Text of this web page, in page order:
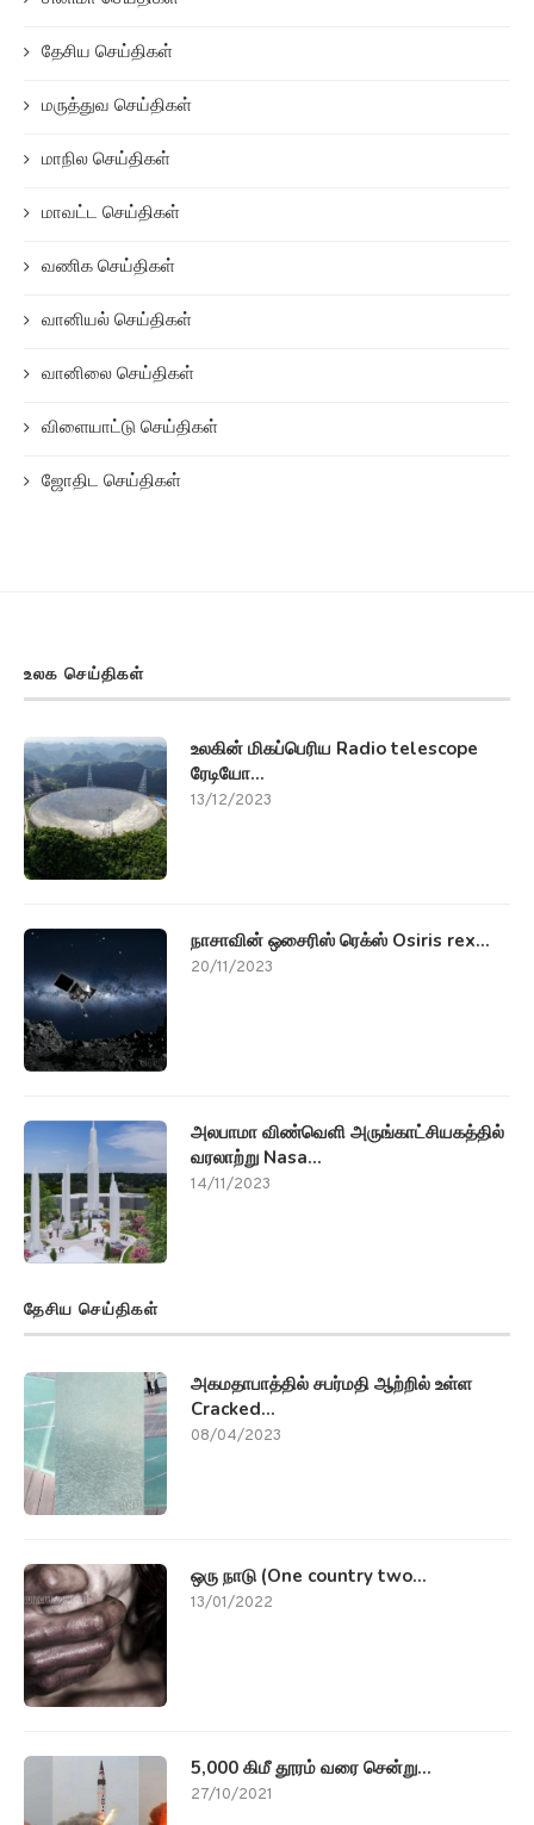
தேசிய செய்திகள்
மருத்துவ செய்திகள்
மாநில செய்திகள்
மாவட்ட செய்திகள்
வணிக செய்திகள்
வானியல் செய்திகள்
வானிலை செய்திகள்
விளையாட்டு செய்திகள்
ஜோதிட செய்திகள்
உலக செய்திகள்
உலகின் மிகப்பெரிய Radio telescope
ரேடியோ...
13/12/2023
நாசாவின் ஒசைரிஸ் ரெக்ஸ் Osiris rex...
20/11/2023
அலபாமா விண்வெளி அருங்காட்சியகத்தில்
வரலாற்று Nasa...
14/11/2023
தேசிய செய்திகள்
அகமதாபாத்தில் சபர்மதி ஆற்றில் உள்ள
Cracked...
08/04/2023
ஒரு நாடு (One country two...
13/01/2022
5,000 கிமீ தூரம் வரை சென்று...
27/10/2021